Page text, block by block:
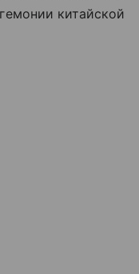
китайской